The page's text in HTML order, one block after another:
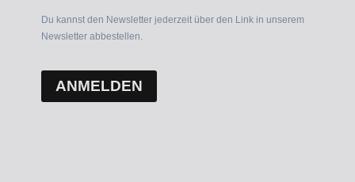
Du kannst den Newsletter jederzeit über den Link in unserem
Newsletter abbestellen.
ANMELDEN